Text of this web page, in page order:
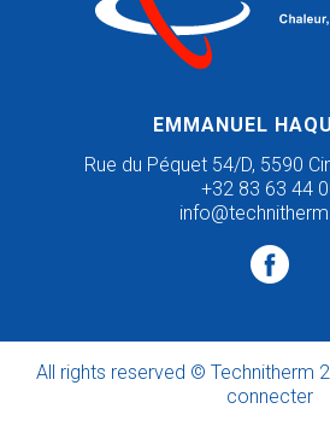
EMMANUEL
Rue du Péquet 54/D, 5590
+32 83 63 44
All rights reserved © Technitherm
connecter